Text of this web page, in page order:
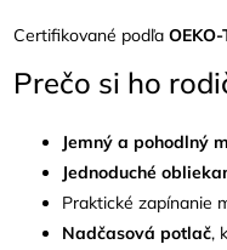
Certifikované podľa
Prečo si ho
Jemný a pohodlný
Jednoduché
Praktické zapínanie
Nadčasová potlač,